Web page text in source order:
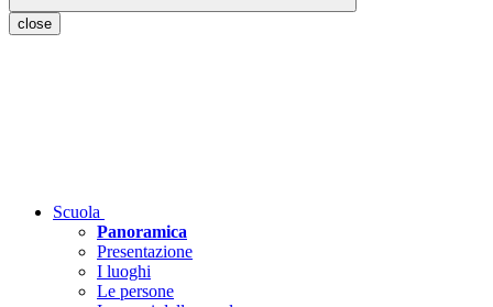
close
Scuola
Panoramica
Presentazione
I luoghi
Le persone